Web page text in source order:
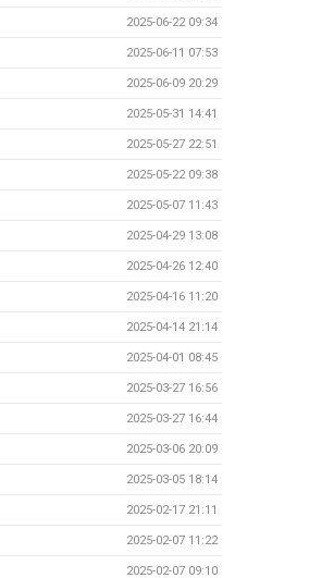
2025-06-22 09:34
2025-06-11 07:53
2025-06-09 20:29
2025-05-31 14:41
2025-05-27 22:51
2025-05-22 09:38
2025-05-07 11:43
2025-04-29 13:08
2025-04-26 12:40
2025-04-16 11:20
2025-04-14 21:14
2025-04-01 08:45
2025-03-27 16:56
2025-03-27 16:44
2025-03-06 20:09
2025-03-05 18:14
2025-02-17 21:11
2025-02-07 11:22
2025-02-07 09:10